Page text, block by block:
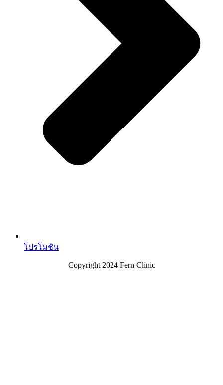
โปรโมชัน
Copyright 2024 Fern Clinic